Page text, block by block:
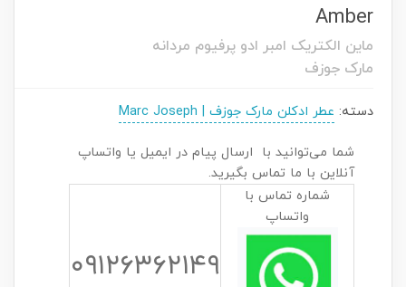
Amber
ماین الکتریک امبر ادو پرفیوم مردانه
مارک جوزف
دسته: عطر ادکلن مارک جوزف | Marc Joseph
شما می‌توانید با ارسال پیام در ایمیل یا واتساپ
آنلاین با ما تماس بگیرید.
شماره تماس با
واتساپ
۰۹۱۲۶۳۶۲۱۴۹